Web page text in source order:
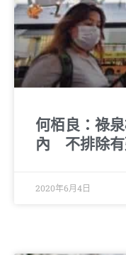
何栢良：祿
內 不排除有
2020年6月4日